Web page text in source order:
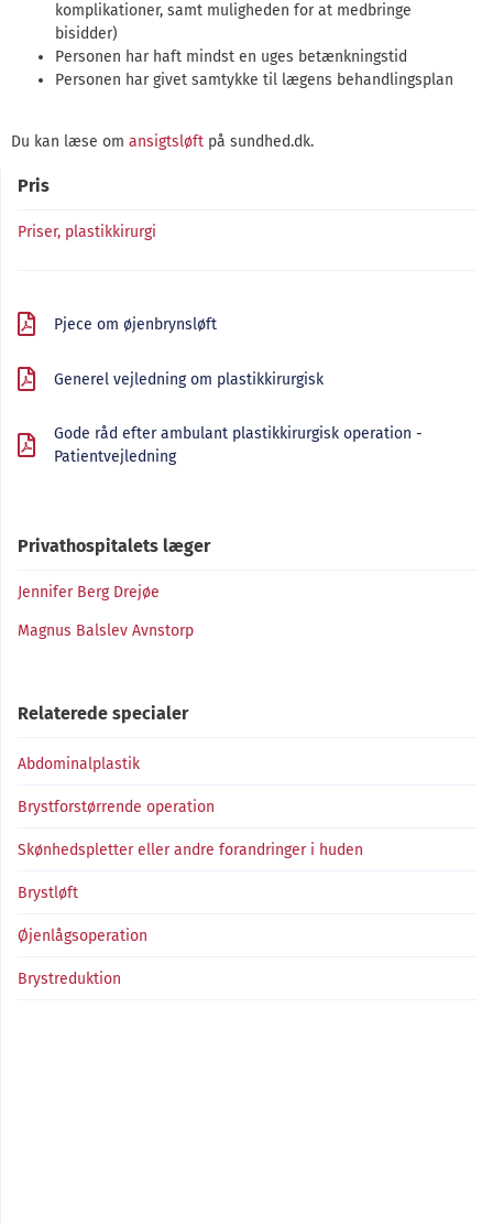
komplikationer, samt muligheden for at medbringe
bisidder)
Personen har haft mindst en uges betænkningstid
Personen har givet samtykke til lægens behandlingsplan
Du kan læse om ansigtsløft på sundhed.dk.
Pris
Priser, plastikkirurgi
Pjece om øjenbrynsløft
Generel vejledning om plastikkirurgisk
Gode råd efter ambulant plastikkirurgisk operation -
Patientvejledning
Privathospitalets læger
Jennifer Berg Drejøe
Magnus Balslev Avnstorp
Relaterede specialer
Abdominalplastik
Brystforstørrende operation
Skønhedspletter eller andre forandringer i huden
Brystløft
Øjenlågsoperation
Brystreduktion